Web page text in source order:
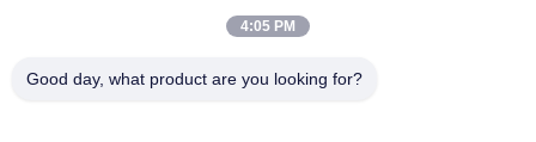
PID Intelligent Adjust Environment Test Chamber Constant
4:05 PM
Good day, what product are you looking for?